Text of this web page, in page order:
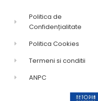
Politica de
Confidențialitate
Politica Cookies
Termeni si conditii
ANPC